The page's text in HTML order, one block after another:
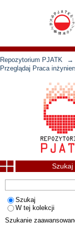
Repozytorium PJATK →
Przeglądaj Praca
Szukaj
Szukaj
W tej kolekcji
Szukanie